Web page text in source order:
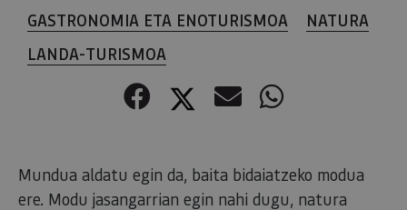
GASTRONOMIA ETA ENOTURISMOA
NATURA
LANDA-TURISMOA
Facebook
Twitter
CorreoWhatsApp
Mundua aldatu egin da, baita bidaiatzeko modua
ere. Modu jasangarrian egin nahi dugu, natura